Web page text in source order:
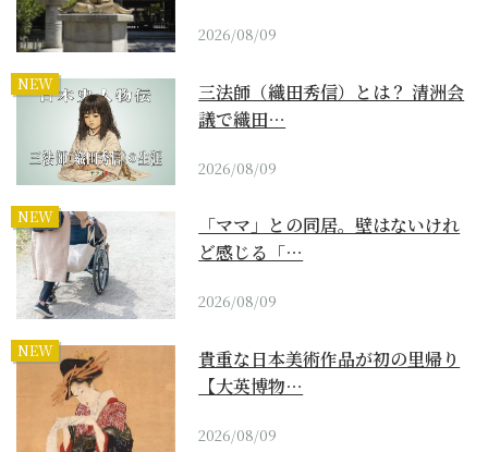
2026/08/09
NEW
三法師（織田秀信）とは？ 清洲会
議で織田…
2026/08/09
NEW
「ママ」との同居。壁はないけれ
ど感じる「…
2026/08/09
NEW
貴重な日本美術作品が初の里帰り
【大英博物…
2026/08/09